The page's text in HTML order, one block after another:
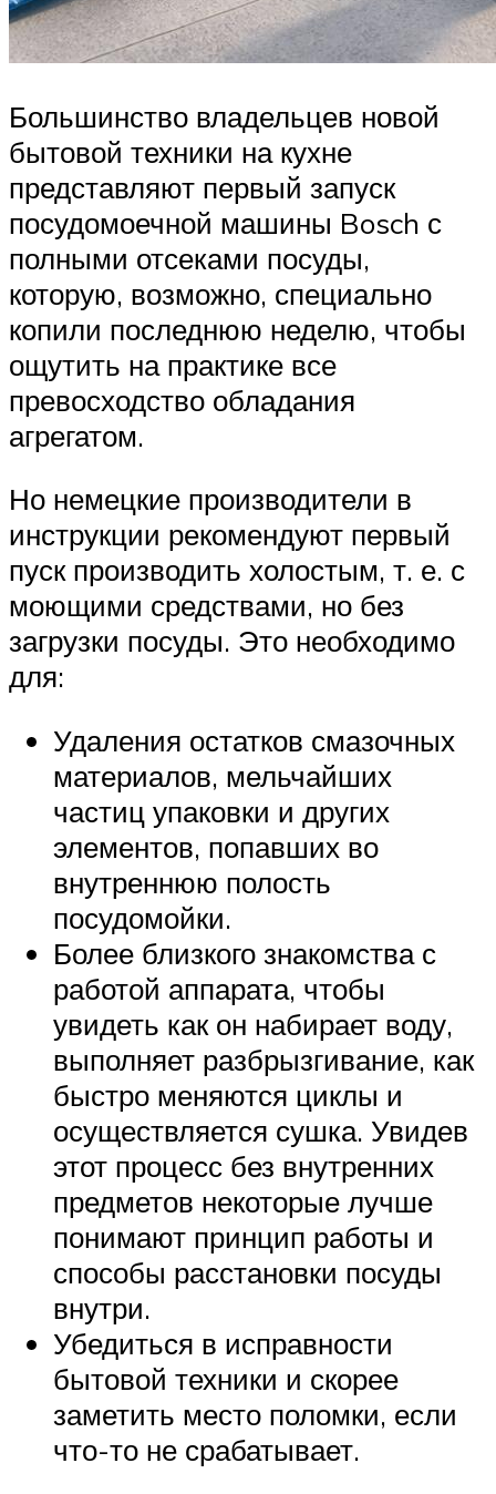
Большинство владельцев новой
бытовой техники на кухне
представляют первый запуск
посудомоечной машины Bosch с
полными отсеками посуды,
которую, возможно, специально
копили последнюю неделю, чтобы
ощутить на практике все
превосходство обладания
агрегатом.
Но немецкие производители в
инструкции рекомендуют первый
пуск производить холостым, т. е. с
моющими средствами, но без
загрузки посуды. Это необходимо
для:
Удаления остатков смазочных
материалов, мельчайших
частиц упаковки и других
элементов, попавших во
внутреннюю полость
посудомойки.
Более близкого знакомства с
работой аппарата, чтобы
увидеть как он набирает воду,
выполняет разбрызгивание, как
быстро меняются циклы и
осуществляется сушка. Увидев
этот процесс без внутренних
предметов некоторые лучше
понимают принцип работы и
способы расстановки посуды
внутри.
Убедиться в исправности
бытовой техники и скорее
заметить место поломки, если
что-то не срабатывает.